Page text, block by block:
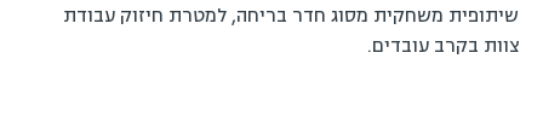
שיתופית משחקית מסוג חדר בריחה, למטרת חיזוק עבודת
צוות בקרב עובדים.